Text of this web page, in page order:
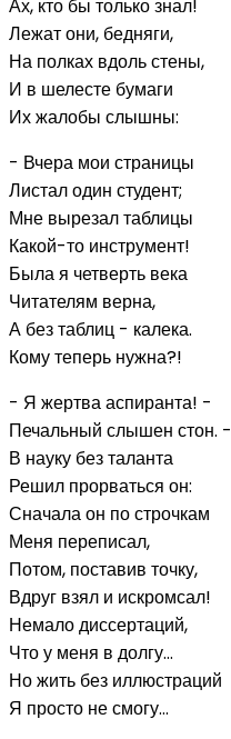
Ах, кто бы только знал!
Лежат они, бедняги,
На полках вдоль стены,
И в шелесте бумаги
Их жалобы слышны:
- Вчера мои страницы
Листал один студент;
Мне вырезал таблицы
Какой-то инструмент!
Была я четверть века
Читателям верна,
А без таблиц - калека.
Кому теперь нужна?!
- Я жертва аспиранта! -
Печальный слышен стон. -
В науку без таланта
Решил прорваться он:
Сначала он по строчкам
Меня переписал,
Потом, поставив точку,
Вдруг взял и искромсал!
Немало диссертаций,
Что у меня в долгу...
Но жить без иллюстраций
Я просто не смогу...